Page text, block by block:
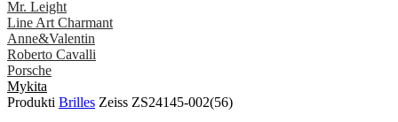
Mr. Leight
Line Art Charmant
Anne&Valentin
Roberto Cavalli
Porsche
Mykita
Produkti Brilles Zeiss ZS24145-002(56)